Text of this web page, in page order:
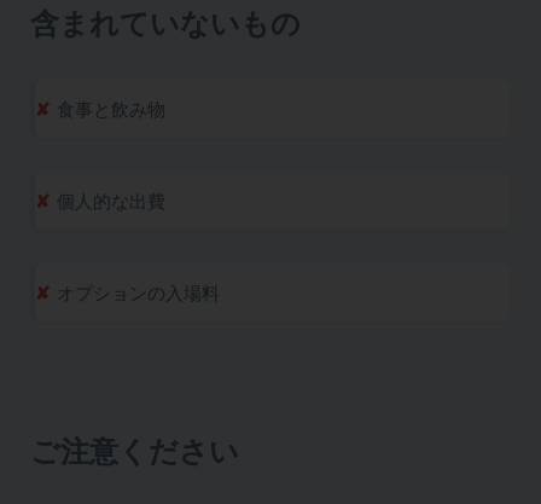
含まれていないもの
食事と飲み物
個人的な出費
オプションの入場料
ご注意ください